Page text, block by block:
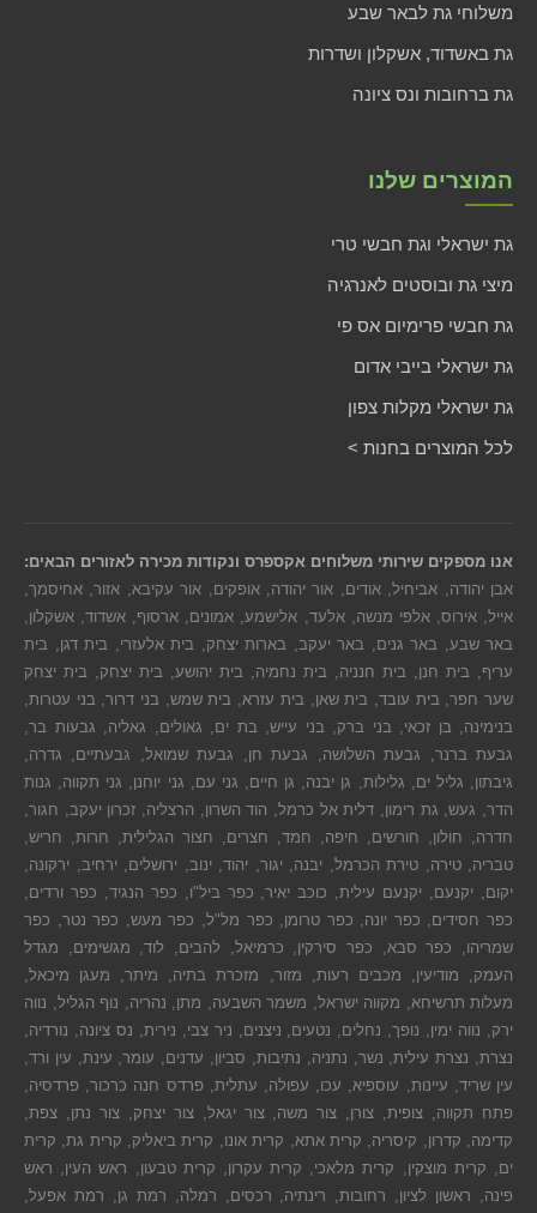
משלוחי גת לבאר שבע
גת באשדוד, אשקלון ושדרות
גת ברחובות ונס ציונה
המוצרים שלנו
גת ישראלי וגת חבשי טרי
מיצי גת ובוסטים לאנרגיה
גת חבשי פרימיום אס פי
גת ישראלי בייבי אדום
גת ישראלי מקלות צפון
לכל המוצרים בחנות >
אנו מספקים שירותי משלוחים אקספרס ונקודות מכירה לאזורים הבאים:
אבן יהודה, אביחיל, אודים, אור יהודה, אופקים, אור עקיבא, אזור, אחיסמך,
אייל, אירוס, אלפי מנשה, אלעד, אלישמע, אמונים, ארסוף, אשדוד, אשקלון,
באר שבע, באר גנים, באר יעקב, בארות יצחק, בית אלעזרי, בית דגן, בית
עריף, בית חנן, בית חנניה, בית נחמיה, בית יהושע, בית יצחק, בית יצחק
שער חפר, בית עובד, בית שאן, בית עזרא, בית שמש, בני דרור, בני עטרות,
בנימינה, בן זכאי, בני ברק, בני עייש, בת ים, גאולים, גאליה, גבעות בר,
גבעת ברנר, גבעת השלושה, גבעת חן, גבעת שמואל, גבעתיים, גדרה,
גיבתון, גליל ים, גלילות, גן יבנה, גן חיים, גני עם, גני יוחנן, גני תקווה, גנות
הדר, געש, גת רימון, דלית אל כרמל, הוד השרון, הרצליה, זכרון יעקב, חגור,
חדרה, חולון, חורשים, חיפה, חמד, חצרים, חצור הגלילית, חרות, חריש,
טבריה, טירה, טירת הכרמל, יבנה, יגור, יהוד, ינוב, ירושלים, ירחיב, ירקונה,
יקום, יקנעם, יקנעם עילית, כוכב יאיר, כפר ביל"ו, כפר הנגיד, כפר ורדים,
כפר חסידים, כפר יונה, כפר טרומן, כפר מל"ל, כפר מעש, כפר נטר, כפר
שמריהו, כפר סבא, כפר סירקין, כרמיאל, להבים, לוד, מגשימים, מגדל
העמק, מודיעין, מכבים רעות, מזור, מזכרת בתיה, מיתר, מעגן מיכאל,
מעלות תרשיחא, מקווה ישראל, משמר השבעה, מתן, נהריה, נוף הגליל, נווה
ירק, נווה ימין, נופך, נחלים, נטעים, ניצנים, ניר צבי, נירית, נס ציונה, נורדיה,
נצרת, נצרת עילית, נשר, נתניה, נתיבות, סביון, עדנים, עומר, עינת, עין ורד,
עין שריד, עיינות, עוספיא, עכו, עפולה, עתלית, פרדס חנה כרכור, פרדסיה,
פתח תקווה, צופית, צורן, צור משה, צור יגאל, צור יצחק, צור נתן, צפת,
קדימה, קדרון, קיסריה, קרית אתא, קרית אונו, קרית ביאליק, קרית גת, קרית
ים, קרית מוצקין, קרית מלאכי, קרית עקרון, קרית טבעון, ראש העין, ראש
פינה, ראשון לציון, רחובות, רינתיה, רכסים, רמלה, רמת גן, רמת אפעל,